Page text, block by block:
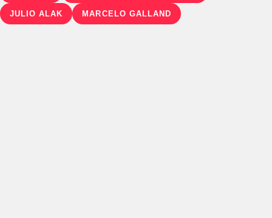
JULIO ALAK MARCELO GALLAND